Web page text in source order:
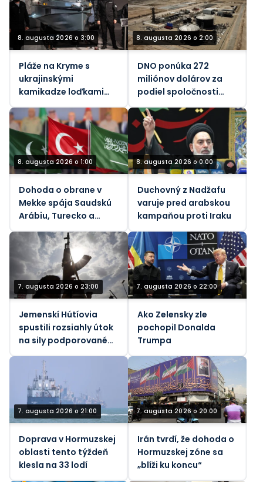
8. augusta 2026 o 3:00
Pláže na Kryme s
ukrajinskými
kamikadze loďkami
postihnutých –
oficiálne
8. augusta 2026 o 2:00
DNO ponúka 272
miliónov dolárov za
podiel spoločnosti
spoločnosti Tawke v
KRI
8. augusta 2026 o 1:00
Dohoda o obrane v
Mekke spája Saudskú
Arábiu, Turecko a
Pakistan
8. augusta 2026 o 0:00
Duchovný z Nadžafu
varuje pred arabskou
kampaňou proti Iraku
7. augusta 2026 o 23:00
Jemenskí Hútíovia
spustili rozsiahly útok
na sily podporované
(VIDEÁ)
7. augusta 2026 o 22:00
Ako Zelensky zle
pochopil Donalda
Trumpa
7. augusta 2026 o 21:00
Doprava v Hormuzskej
oblasti tento týždeň
klesla na 33 lodí
7. augusta 2026 o 20:00
Irán tvrdí, že dohoda o
Hormuzskej zóne sa
„blíži ku koncu“